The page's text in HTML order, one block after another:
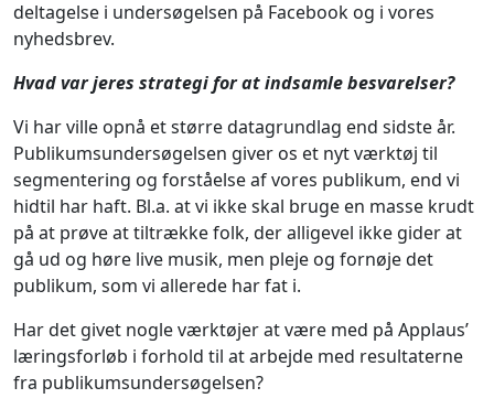
deltagelse i undersøgelsen på Facebook og i vores
nyhedsbrev.
Hvad var jeres strategi for at indsamle besvarelser?
Vi har ville opnå et større datagrundlag end sidste år.
Publikumsundersøgelsen giver os et nyt værktøj til
segmentering og forståelse af vores publikum, end vi
hidtil har haft. Bl.a. at vi ikke skal bruge en masse krudt
på at prøve at tiltrække folk, der alligevel ikke gider at
gå ud og høre live musik, men pleje og fornøje det
publikum, som vi allerede har fat i.
Har det givet nogle værktøjer at være med på Applaus’
læringsforløb i forhold til at arbejde med resultaterne
fra publikumsundersøgelsen?